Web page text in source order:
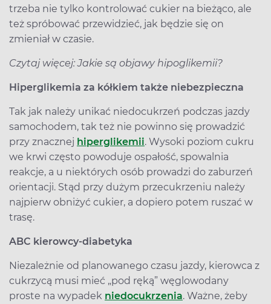
trzeba nie tylko kontrolować cukier na bieżąco, ale
też spróbować przewidzieć, jak będzie się on
zmieniał w czasie.
Czytaj więcej: Jakie są objawy hipoglikemii?
Hiperglikemia za kółkiem także niebezpieczna
Tak jak należy unikać niedocukrzeń podczas jazdy
samochodem, tak też nie powinno się prowadzić
przy znacznej hiperglikemii. Wysoki poziom cukru
we krwi często powoduje ospałość, spowalnia
reakcje, a u niektórych osób prowadzi do zaburzeń
orientacji. Stąd przy dużym przecukrzeniu należy
najpierw obniżyć cukier, a dopiero potem ruszać w
trasę.
ABC kierowcy-diabetyka
Niezależnie od planowanego czasu jazdy, kierowca z
cukrzycą musi mieć „pod ręką” węglowodany
proste na wypadek niedocukrzenia. Ważne, żeby